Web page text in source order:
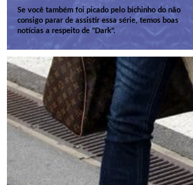
Se você também foi picado pelo bichinho do não
consigo parar de assistir essa série, temos boas
notícias a respeito de "Dark".